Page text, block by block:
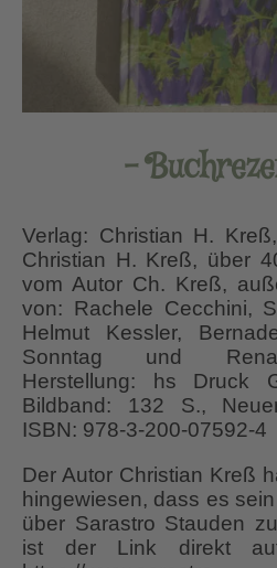
–
Verlag: Christian H.
Christian H. Kreß, über
vom Autor Ch. Kreß,
von: Rachele Cecchini,
Helmut Kessler,
Sonntag und
Herstellung: hs Druck
Bildband: 132 S.,
ISBN: 978-3-200-07592-4
Der Autor Christian Kreß
hingewiesen, dass es
über Sarastro Stauden
ist der Link direkt